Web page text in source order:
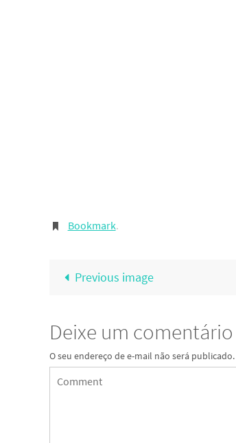
Bookmark.
Previous image
Deixe um comentário
O seu endereço de e-mail não será publicado.